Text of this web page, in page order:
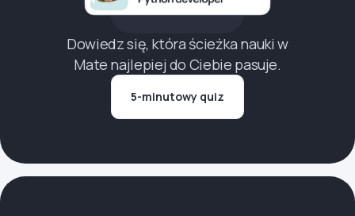
Dowiedz się, która ścieżka nauki w
Mate najlepiej do Ciebie pasuje.
5-minutowy quiz